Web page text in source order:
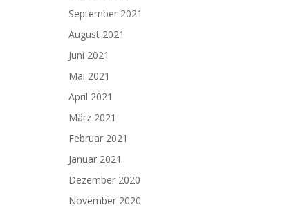
September 2021
August 2021
Juni 2021
Mai 2021
April 2021
März 2021
Februar 2021
Januar 2021
Dezember 2020
November 2020